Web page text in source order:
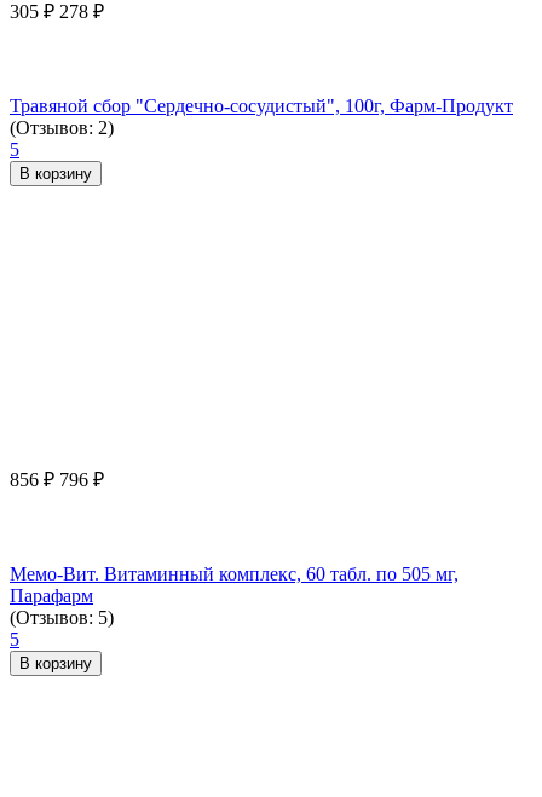
305 ₽ 278 ₽
Травяной сбор "Сердечно-сосудистый", 100г, Фарм-Продукт
(Отзывов: 2)
5
В корзину
856 ₽ 796 ₽
Мемо-Вит. Витаминный комплекс, 60 табл. по 505 мг,
Парафарм
(Отзывов: 5)
5
В корзину